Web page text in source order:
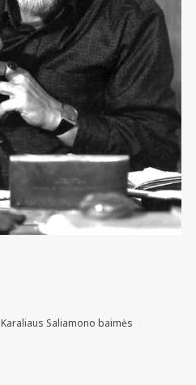
Karaliaus Saliamono baimės